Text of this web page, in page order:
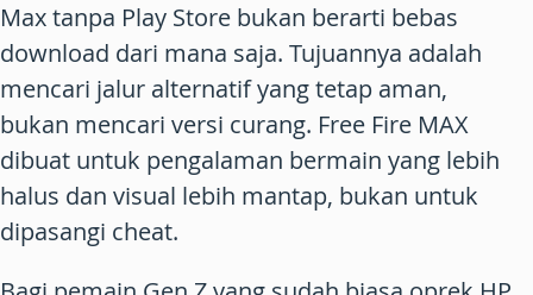
Max tanpa Play Store bukan berarti bebas
download dari mana saja. Tujuannya adalah
mencari jalur alternatif yang tetap aman,
bukan mencari versi curang. Free Fire MAX
dibuat untuk pengalaman bermain yang lebih
halus dan visual lebih mantap, bukan untuk
dipasangi cheat.